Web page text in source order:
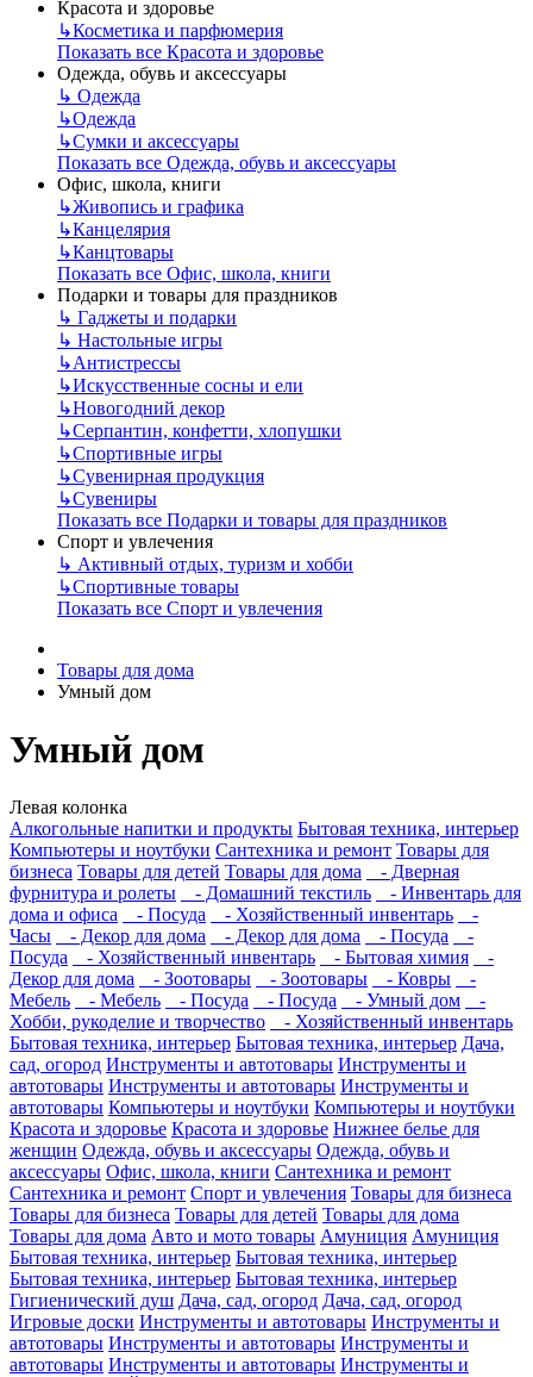
Красота и здоровье
↳Косметика и парфюмерия
Показать все Красота и здоровье
Одежда, обувь и аксессуары
↳ Одежда
↳Одежда
↳Сумки и аксессуары
Показать все Одежда, обувь и аксессуары
Офис, школа, книги
↳Живопись и графика
↳Канцелярия
↳Канцтовары
Показать все Офис, школа, книги
Подарки и товары для праздников
↳ Гаджеты и подарки
↳ Настольные игры
↳Антистрессы
↳Искусственные сосны и ели
↳Новогодний декор
↳Серпантин, конфетти, хлопушки
↳Спортивные игры
↳Сувенирная продукция
↳Сувениры
Показать все Подарки и товары для праздников
Спорт и увлечения
↳ Активный отдых, туризм и хобби
↳Спортивные товары
Показать все Спорт и увлечения
Товары для дома
Умный дом
Умный дом
Левая колонка
Алкогольные напитки и продукты Бытовая техника, интерьер
Компьютеры и ноутбуки Сантехника и ремонт Товары для
бизнеса Товары для детей Товары для дома
- Дверная
фурнитура и ролеты
- Домашний текстиль
- Инвентарь для
дома и офиса
- Посуда - Хозяйственный инвентарь
-
Часы
- Декор для дома - Декор для дома - Посуда
-
Посуда
- Хозяйственный инвентарь - Бытовая химия
-
Декор для дома
- Зоотовары - Зоотовары - Ковры
-
Мебель
- Мебель - Посуда - Посуда - Умный дом
-
Хобби, рукоделие и творчество
- Хозяйственный инвентарь
Бытовая техника, интерьер Бытовая техника, интерьер Дача,
сад, огород Инструменты и автотовары Инструменты и
автотовары Инструменты и автотовары Инструменты и
автотовары Компьютеры и ноутбуки Компьютеры и ноутбуки
Красота и здоровье Красота и здоровье Нижнее белье для
женщин Одежда, обувь и аксессуары Одежда, обувь и
аксессуары Офис, школа, книги Сантехника и ремонт
Сантехника и ремонт Спорт и увлечения Товары для бизнеса
Товары для бизнеса Товары для детей Товары для дома
Товары для дома Авто и мото товары Амуниция Амуниция
Бытовая техника, интерьер Бытовая техника, интерьер
Бытовая техника, интерьер Бытовая техника, интерьер
Гигиенический душ Дача, сад, огород Дача, сад, огород
Игровые доски Инструменты и автотовары Инструменты и
автотовары Инструменты и автотовары Инструменты и
автотовары Инструменты и автотовары Инструменты и